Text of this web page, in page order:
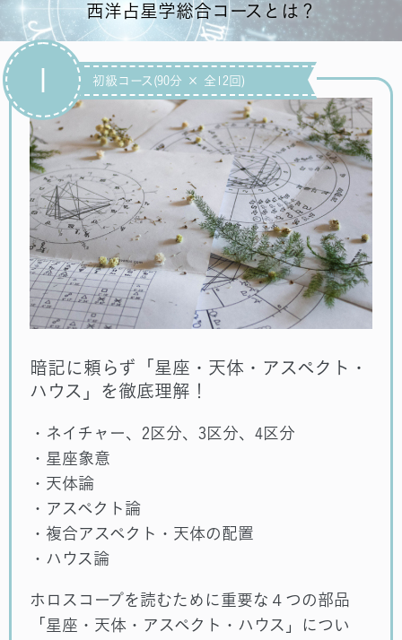
西洋占星学総合コースとは？
初級コース(90分 × 全12回)
1
暗記に頼らず「星座・天体・アスペクト・
ハウス」を徹底理解！
・ネイチャー、2区分、3区分、4区分
・星座象意
・天体論
・アスペクト論
・複合アスペクト・天体の配置
・ハウス論
ホロスコープを読むために重要な４つの部品
「星座・天体・アスペクト・ハウス」につい